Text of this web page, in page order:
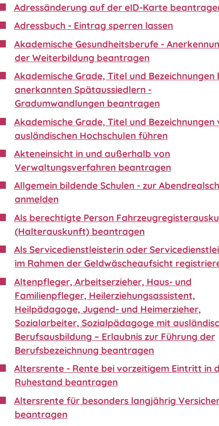
Adressänderung auf der eID-Karte
Adressbuch - Eintrag sperren lassen
Akademische Gesundheitsberufe -
der Weiterbildung beantragen
Akademische Grade, Titel und Bezeichnungen
anerkannten Spätaussiedlern -
Gradumwandlungen beantragen
Akademische Grade, Titel und Bezeichnungen
ausländischen Hochschulen führen
Akteneinsicht in und außerhalb von
Verwaltungsverfahren beantragen
Allgemein bildende Schulen - zur
anmelden
Als berechtigte Person
(Halterauskunft) beantragen
Als Servicedienstleisterin oder
im Rahmen der Geldwäscheaufsicht
Altenpfleger, Arbeitserzieher, Haus- und
Familienpfleger, Heilerziehungsassistent,
Heilpädagoge, Jugend- und Heimerzieher,
Sozialarbeiter, Sozialpädagoge mit
Berufsausbildung – Erlaubnis zur Führung der
Berufsbezeichnung beantragen
Altersrente - Rente bei vorzeitigem Eintritt in
Ruhestand beantragen
Altersrente für besonders langjährig
beantragen